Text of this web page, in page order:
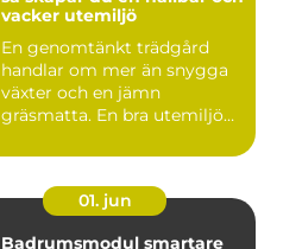
vacker utemiljö
En genomtänkt trädgård
handlar om mer än snygga
växter och en jämn
gräsmatta. En bra utemiljö
01. jun
Badrumsmodul smartare